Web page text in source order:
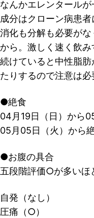
なんかエレンタール
成分はクローン病患者
消化も分解も必要が
から。激しく速く飲
続けていると中性脂
たりするので注意は必
●絶食
04月19日（日）から
05月05日（火）から
●お腹の具合
五段階評価○が多いほ
自発（なし）
圧痛（○）